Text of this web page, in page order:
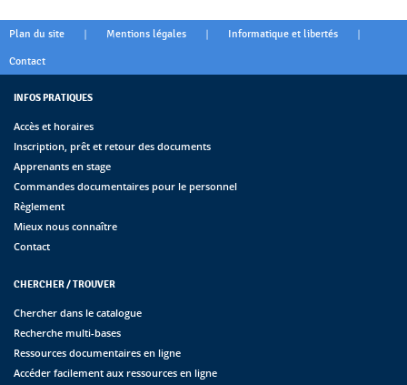
Plan du site | Mentions légales | Informatique et libertés |
Contact
INFOS PRATIQUES
Accès et horaires
Inscription, prêt et retour des documents
Apprenants en stage
Commandes documentaires pour le personnel
Règlement
Mieux nous connaître
Contact
CHERCHER / TROUVER
Chercher dans le catalogue
Recherche multi-bases
Ressources documentaires en ligne
Accéder facilement aux ressources en ligne